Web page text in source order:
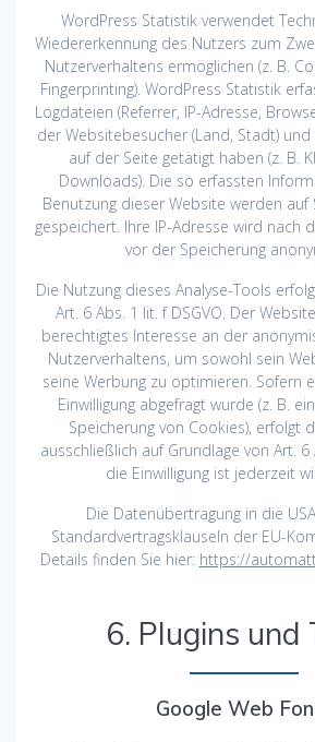
WordPress Statistik verwendet
Wiedererkennung des Nutzers zum
Nutzerverhaltens ermöglichen (z. B.
Fingerprinting). WordPress Statistik
Logdateien (Referrer, IP-Adresse,
der Websitebesucher (Land, Stadt)
auf der Seite getätigt haben (z. B.
Downloads). Die so erfassten
Benutzung dieser Website werden auf
gespeichert. Ihre IP-Adresse wird nach
vor der Speicherung
Die Nutzung dieses Analyse-Tools
Art. 6 Abs. 1 lit. f DSGVO. Der
berechtigtes Interesse an der
Nutzerverhaltens, um sowohl sein
seine Werbung zu optimieren. Sofern
Einwilligung abgefragt wurde (z. B.
Speicherung von Cookies), erfolgt
ausschließlich auf Grundlage von Art. 6
die Einwilligung ist jederzeit
Die Datenübertragung in die
Standardvertragsklauseln der EU-
Details finden Sie hier: https://
6. Plugins und
Google Web